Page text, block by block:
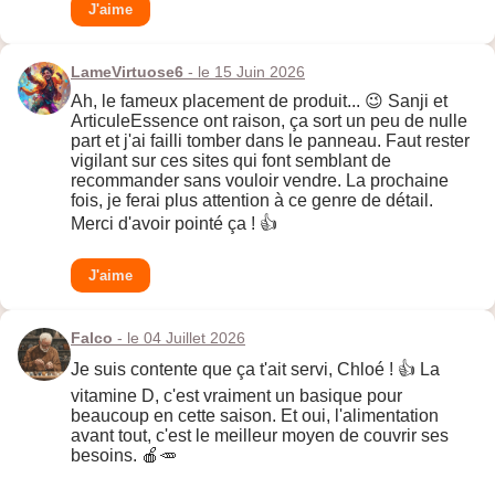
J'aime
LameVirtuose6 - le 15 Juin 2026
Ah, le fameux placement de produit... 😉 Sanji et
ArticuleEssence ont raison, ça sort un peu de nulle
part et j'ai failli tomber dans le panneau. Faut rester
vigilant sur ces sites qui font semblant de
recommander sans vouloir vendre. La prochaine
fois, je ferai plus attention à ce genre de détail.
Merci d'avoir pointé ça ! 👍
J'aime
Falco - le 04 Juillet 2026
Je suis contente que ça t'ait servi, Chloé ! 👍 La
vitamine D, c'est vraiment un basique pour
beaucoup en cette saison. Et oui, l'alimentation
avant tout, c'est le meilleur moyen de couvrir ses
besoins. 🍎🥕